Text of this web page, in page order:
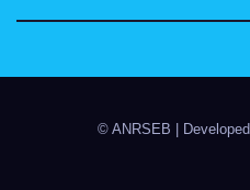
© ANRSEB